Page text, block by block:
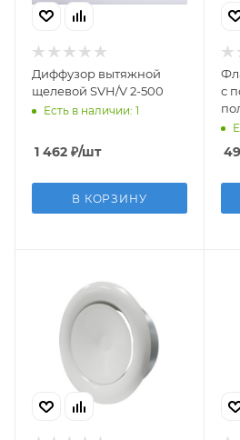
Диффузор вытяжной
щелевой SVH/V 2-500
Есть в наличии: 1
1 462 ₽/шт
В КОРЗИНУ
с